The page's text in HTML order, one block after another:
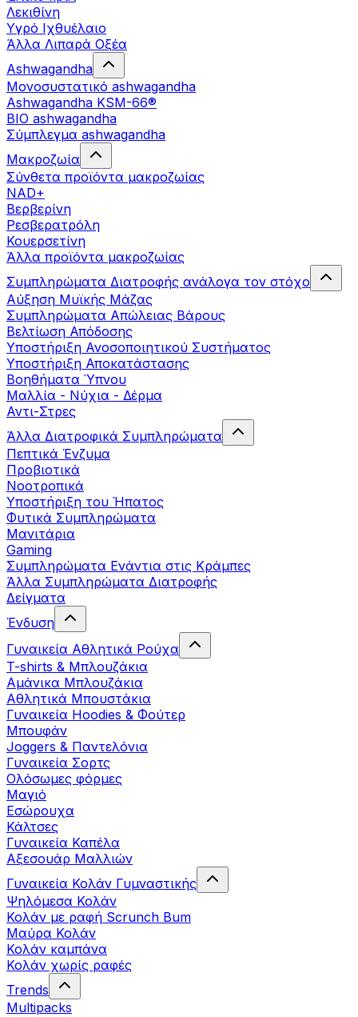
Λεκιθίνη
Υγρό Ιχθυέλαιο
Άλλα Λιπαρά Οξέα
Ashwagandha
Μονοσυστατικό ashwagandha
Ashwagandha KSM-66®
BIO ashwagandha
Σύμπλεγμα ashwagandha
Μακροζωία
Σύνθετα προϊόντα μακροζωίας
NAD+
Βερβερίνη
Ρεσβερατρόλη
Κουερσετίνη
Άλλα προϊόντα μακροζωίας
Συμπληρώματα Διατροφής ανάλογα τον στόχο
Αύξηση Μυϊκής Μάζας
Συμπληρώματα Aπώλειας Βάρους
Βελτίωση Απόδοσης
Υποστήριξη Ανοσοποιητικού Συστήματος
Yποστήριξη Αποκατάστασης
Βοηθήματα Ύπνου
Μαλλία - Νύχια - Δέρμα
Αντι-Στρες
Άλλα Διατροφικά Συμπληρώματα
Πεπτικά Ένζυμα
Προβιοτικά
Νοοτροπικά
Υποστήριξη του Ήπατος
Φυτικά Συμπληρώματα
Μανιτάρια
Gaming
Συμπληρώματα Ενάντια στις Κράμπες
Άλλα Συμπληρώματα Διατροφής
Δείγματα
Ένδυση
Γυναικεία Αθλητικά Ρούχα
T-shirts & Μπλουζάκια
Αμάνικα Μπλουζάκια
Aθλητικά Μπουστάκια
Γυναικεία Hoodies & Φούτερ
Μπουφάν
Joggers & Παντελόνια
Γυναικεία Σορτς
Ολόσωμες φόρμες
Μαγιό
Εσώρουχα
Κάλτσες
Γυναικεία Καπέλα
Αξεσουάρ Μαλλιών
Γυναικεία Κολάν Γυμναστικής
Ψηλόμεσα Κολάν
Κολάν με ραφή Scrunch Bum
Μαύρα Κολάν
Κολάν καμπάνα
Κολάν χωρίς ραφές
Trends
Multipacks